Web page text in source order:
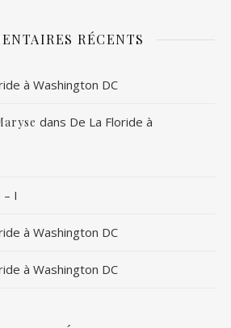
RÉCENTS
à Washington DC
dans De La Floride à
– I
à Washington DC
à Washington DC